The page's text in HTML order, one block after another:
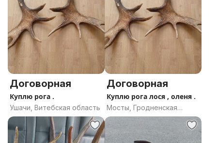
Договорная
Куплю рога .
Ушачи, Витебская область
Договорная
Куплю рога лося , оленя .
Мосты, Гродненская
область